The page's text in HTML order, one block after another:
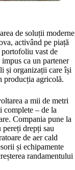
de soluții moderne
activând pe piață
vast de
ca un partener
și organizații care își
producția agricolă.
a mii de metri
complete – de la
Compania pune la
drepți sau
de aer cald
și echipamente
randamentului